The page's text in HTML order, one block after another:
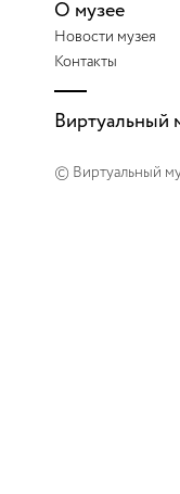
О музее
Новости музея
Контакты
Виртуальный
© Виртуальный